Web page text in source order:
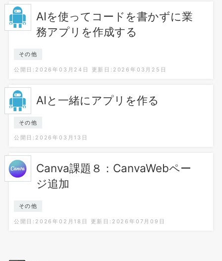
AIを使ってコードを書かずに業
務アプリを作成する
その他
公開日:2026年03月24日 更新日:2026年03月25日
AIと一緒にアプリを作る
その他
公開日:2026年03月13日
Canva課題８：CanvaWebペー
ジ追加
その他
公開日:2026年02月18日 更新日:2026年07月09日